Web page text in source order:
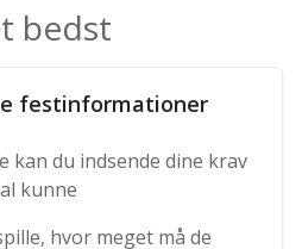
bedst
festinformationer
kan du indsende dine krav
kunne
hvor meget må de